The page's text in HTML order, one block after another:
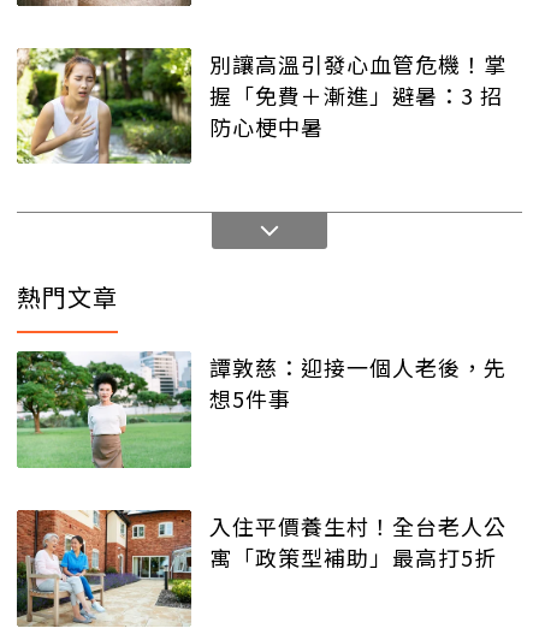
別讓高溫引發心血管危機！掌
握「免費＋漸進」避暑：3 招
防心梗中暑
熱門文章
譚敦慈：迎接一個人老後，先
想5件事
入住平價養生村！全台老人公
寓「政策型補助」最高打5折